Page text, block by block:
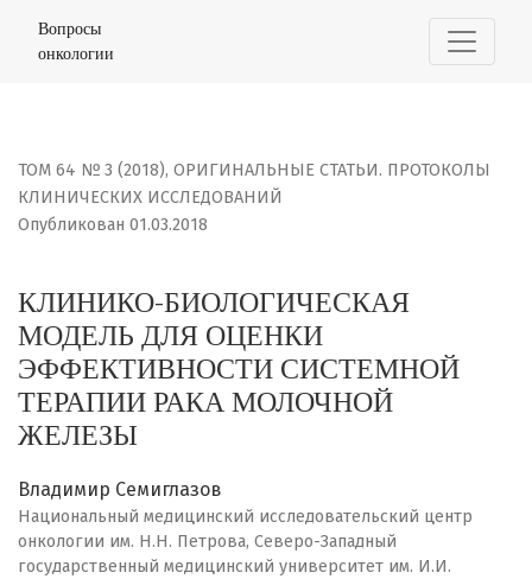
КЛИНИКО-БИОЛОГИЧЕСКАЯ МОДЕЛЬ ДЛЯ ОЦЕНКИ
Вопросы
онкологии
ТОМ 64 № 3 (2018), ОРИГИНАЛЬНЫЕ СТАТЬИ. ПРОТОКОЛЫ
КЛИНИЧЕСКИХ ИССЛЕДОВАНИЙ
КЛИНИКО-БИОЛОГИЧЕСКАЯ
МОДЕЛЬ ДЛЯ ОЦЕНКИ
ЭФФЕКТИВНОСТИ СИСТЕМНОЙ
ТЕРАПИИ РАКА МОЛОЧНОЙ
ЖЕЛЕЗЫ
Опубликован 01.03.2018
Владимир Семиглазов
Национальный медицинский исследовательский центр
онкологии им. Н.Н. Петрова, Северо-Западный
государственный медицинский университет им. И.И.